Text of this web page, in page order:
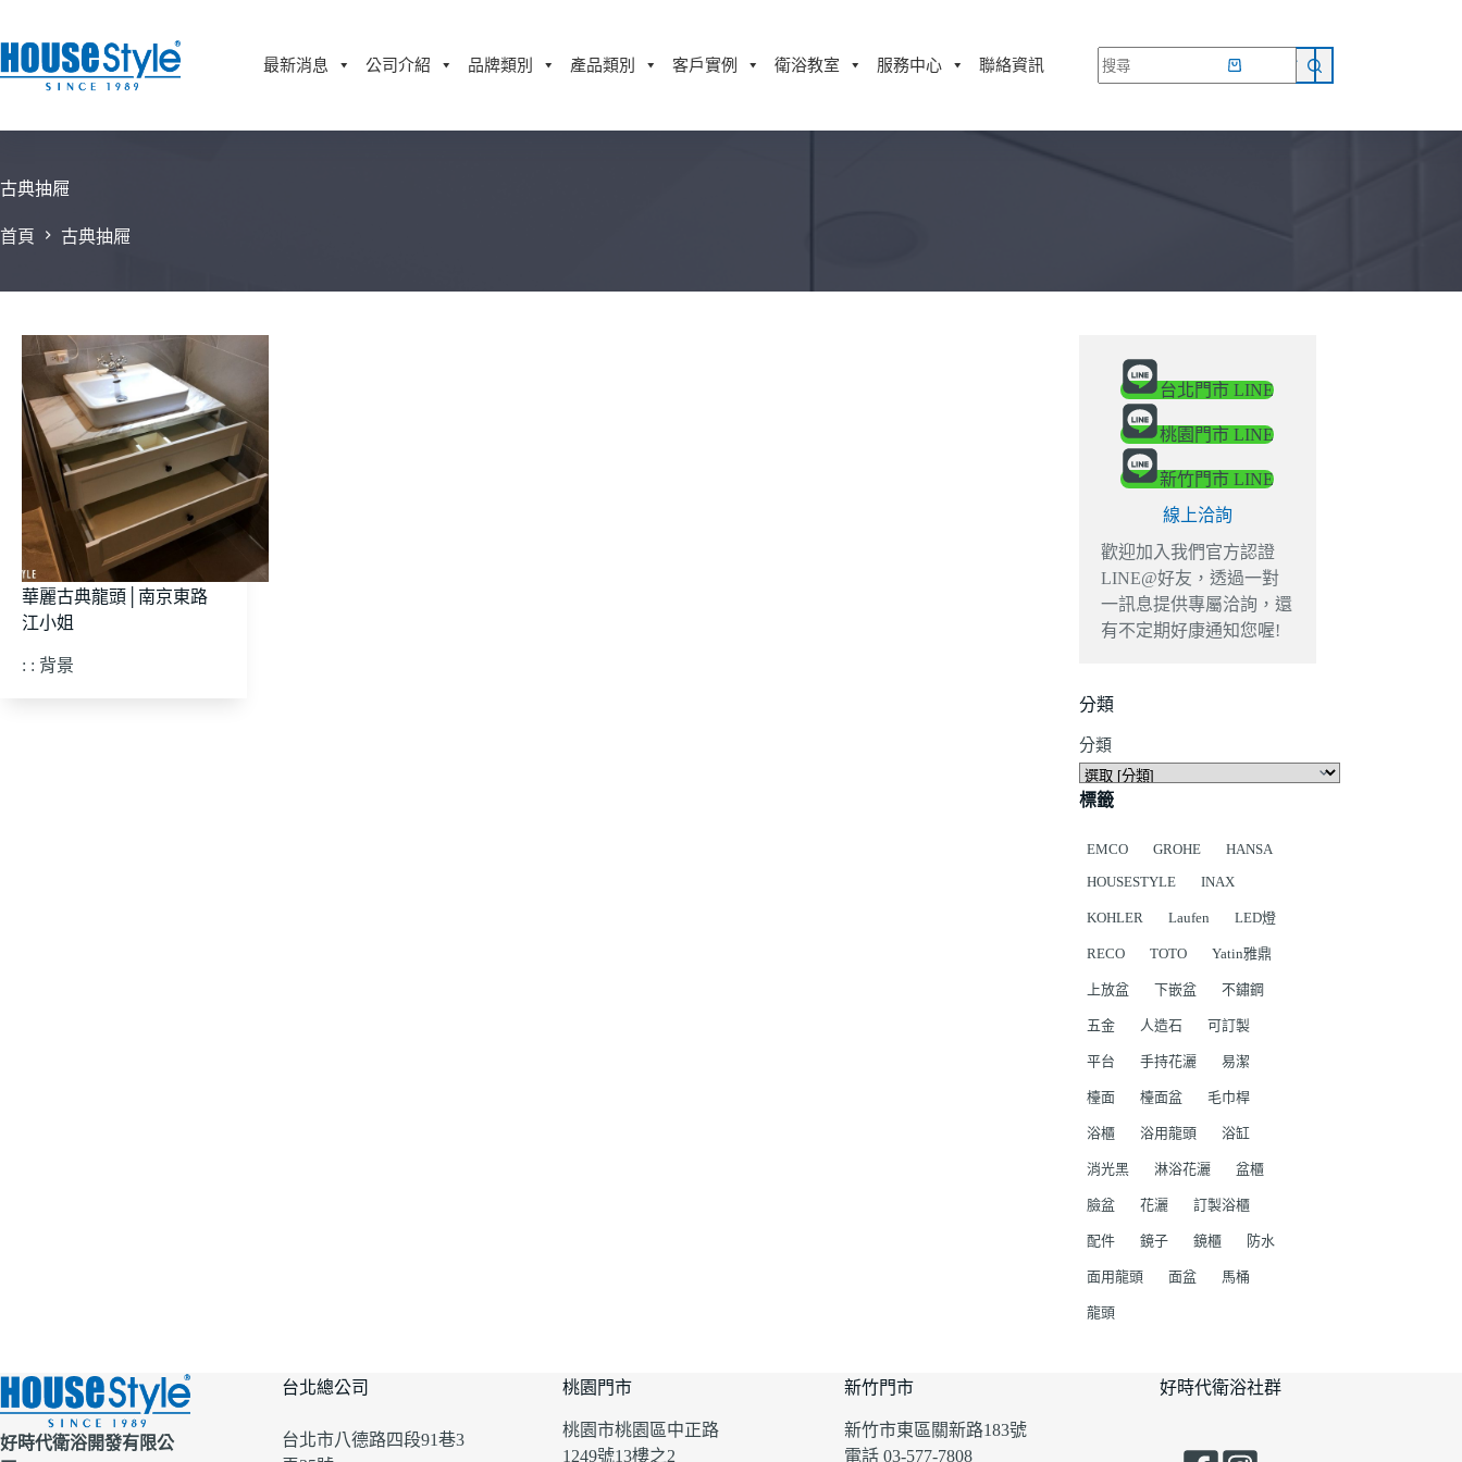
至
主
最新消息 公司介紹 品牌類別 產品類別 客戶實例 衛浴教室 服務中心 聯絡資訊 網路商店
古典抽屜
首頁 古典抽屜
華麗古典龍頭│南京東路
江小姐
: : 背景
台北門市 LINE
桃園門市 LINE
新竹門市 LINE
線上洽詢
歡迎加入我們官方認證
LINE@好友，透過一對
一訊息提供專屬洽詢，還
有不定期好康通知您喔!
分類
分類
標籤
EMCO GROHE
HANSA
HOUSESTYLE
INAX
KOHLER Laufen LED燈
RECO TOTO Yatin雅鼎
上放盆 下嵌盆 不鏽鋼
五金 人造石 可訂製
平台 手持花灑 易潔
檯面 檯面盆 毛巾桿
浴櫃 浴用龍頭 浴缸
消光黑 淋浴花灑 盆櫃
臉盆 花灑 訂製浴櫃
配件 鏡子 鏡櫃 防水
面用龍頭 面盆 馬桶
龍頭
好時代衛浴開發有限公
台北總公司
台北市八德路四段91巷3
桃園門市
桃園市桃園區中正路
1249號13樓之2
新竹門市
新竹市東區關新路183號
電話 03-577-7808
好時代衛浴社群